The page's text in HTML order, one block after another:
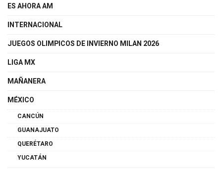
ES AHORA AM
INTERNACIONAL
JUEGOS OLIMPICOS DE INVIERNO MILAN 2026
LIGA MX
MAÑANERA
MÉXICO
CANCÚN
GUANAJUATO
QUERÉTARO
YUCATÁN